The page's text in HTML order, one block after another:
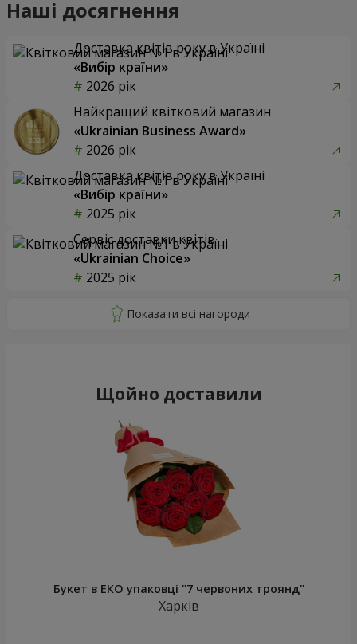
Наші досягнення
Доставка квітів року в Україні
«Вибір країни»
2026 рік
Найкращий квітковий магазин
«Ukrainian Business Award»
2026 рік
Доставка квітів року в Україні
«Вибір країни»
2025 рік
Сервіс доставки квітів
«Ukrainian Choice»
2025 рік
Щойно доставили
Букет в ЕКО упаковці "7 червоних троянд"
Харків